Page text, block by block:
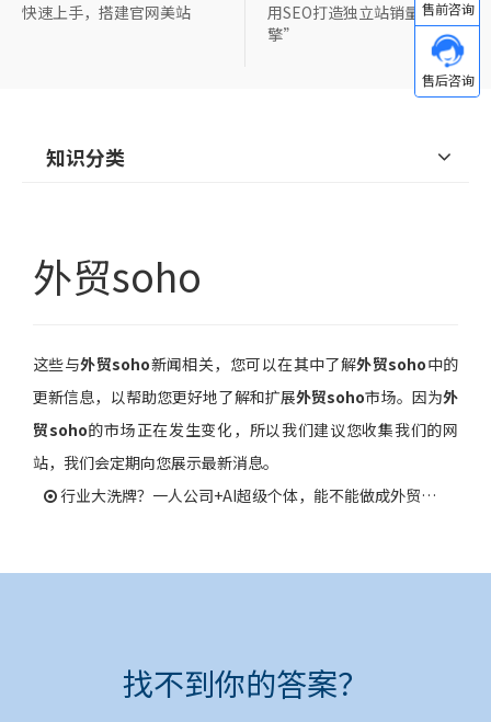
快速上手，搭建官网美站
用SEO打造独立站销量“新引
擎”
知识分类
外贸soho
这些与外贸soho新闻相关，您可以在其中了解外贸soho中的
更新信息，以帮助您更好地了解和扩展外贸soho市场。因为外
贸soho的市场正在发生变化，所以我们建议您收集我们的网
站，我们会定期向您展示最新消息。
行业大洗牌？一人公司+AI超级个体，能不能做成外贸拿到订单？
找不到你的答案？